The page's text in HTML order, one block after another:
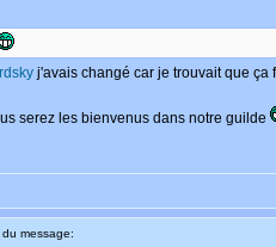
j'avais changé car je trouvait que ça
serez les bienvenus dans notre guilde
message: